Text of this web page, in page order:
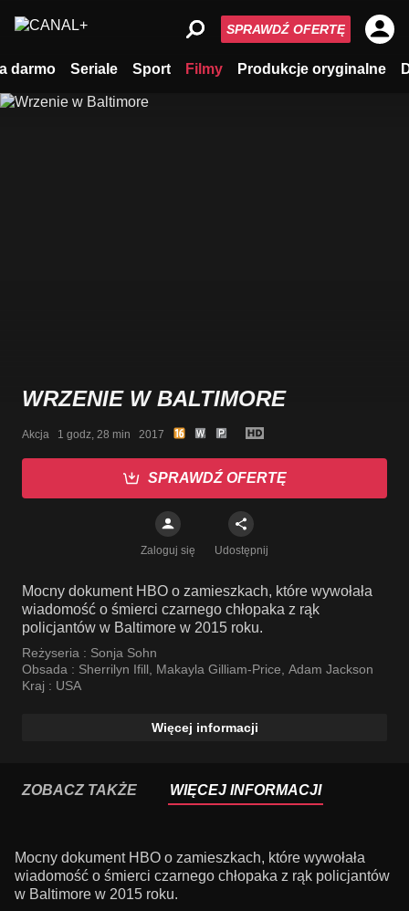
darmo Seriale Sport Filmy Produkcje oryginalne
SPRAWDŹ OFERTĘ
WRZENIE W BALTIMORE
Akcja   1 godz, 28 min   2017
SPRAWDŹ OFERTĘ
Zaloguj się Udostępnij
Mocny dokument HBO o zamieszkach, które wywołała
wiadomość o śmierci czarnego chłopaka z rąk
policjantów w Baltimore w 2015 roku.
Reżyseria : Sonja Sohn
Obsada : Sherrilyn Ifill Makayla Gilliam-Price Adam Jackson
Kraj : USA
Więcej informacji
ZOBACZ TAKŻE WIĘCEJ INFORMACJI
Mocny dokument HBO o zamieszkach, które wywołała
wiadomość o śmierci czarnego chłopaka z rąk policjantów
w Baltimore w 2015 roku.